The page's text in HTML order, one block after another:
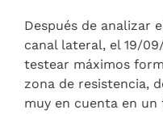
Después de analizar
canal lateral, el 19/
testear máximos
zona de resistencia,
muy en cuenta en